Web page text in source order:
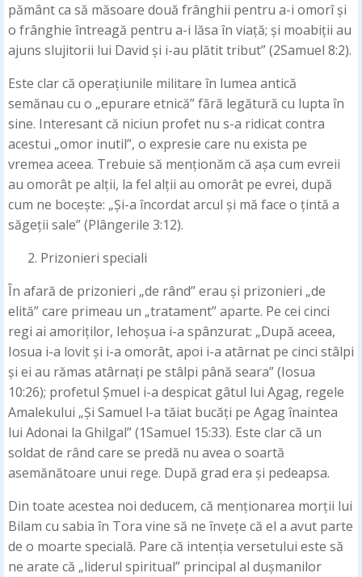
pământ ca să măsoare două frânghii pentru a-i omorî și
o frânghie întreagă pentru a-i lăsa în viață; și moabiții au
ajuns slujitorii lui David și i-au plătit tribut” (2Samuel 8:2).
Este clar că operațiunile militare în lumea antică
semănau cu o „epurare etnică” fără legătură cu lupta în
sine. Interesant că niciun profet nu s-a ridicat contra
acestui „omor inutil”, o expresie care nu exista pe
vremea aceea. Trebuie să menționăm că așa cum evreii
au omorât pe alții, la fel alții au omorât pe evrei, după
cum ne bocește: „Și-a încordat arcul și mă face o țintă a
săgeții sale” (Plângerile 3:12).
Prizonieri speciali
În afară de prizonieri „de rând” erau și prizonieri „de
elită” care primeau un „tratament” aparte. Pe cei cinci
regi ai amoriților, Iehoșua i-a spânzurat: „După aceea,
Iosua i-a lovit și i-a omorât, apoi i-a atârnat pe cinci stâlpi
și ei au rămas atârnați pe stâlpi până seara” (Iosua
10:26); profetul Șmuel i-a despicat gâtul lui Agag, regele
Amalekului „Și Samuel l-a tăiat bucăți pe Agag înaintea
lui Adonai la Ghilgal” (1Samuel 15:33). Este clar că un
soldat de rând care se predă nu avea o soartă
asemănătoare unui rege. După grad era și pedeapsa.
Din toate acestea noi deducem, că menționarea morții lui
Bilam cu sabia în Tora vine să ne învețe că el a avut parte
de o moarte specială. Pare că intenția versetului este să
ne arate că „liderul spiritual” principal al dușmanilor